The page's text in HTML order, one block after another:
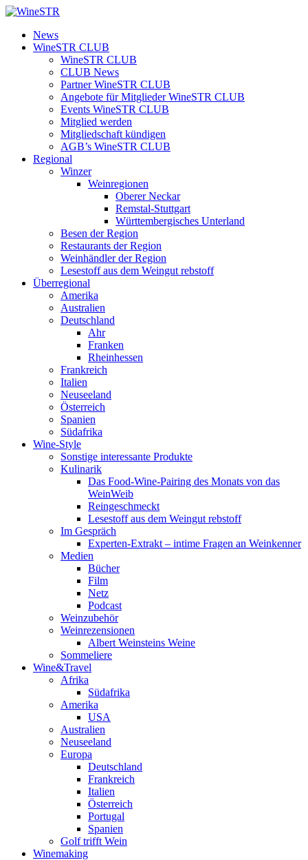
Zum
springen
WineSTR
News
WineSTR CLUB
WineSTR CLUB
CLUB News
Partner WineSTR CLUB
Angebote für Mitglieder WineSTR CLUB
Events WineSTR CLUB
Mitglied werden
Mitgliedschaft kündigen
AGB’s WineSTR CLUB
Regional
Winzer
Weinregionen
Oberer Neckar
Remstal-Stuttgart
Württembergisches Unterland
Besen der Region
Restaurants der Region
Weinhändler der Region
Lesestoff aus dem Weingut rebstoff
Überregional
Amerika
Australien
Deutschland
Ahr
Franken
Rheinhessen
Frankreich
Italien
Neuseeland
Österreich
Spanien
Südafrika
Wine-Style
Sonstige interessante Produkte
Kulinarik
Das Food-Wine-Pairing des Monats von das
WeinWeib
Reingeschmeckt
Lesestoff aus dem Weingut rebstoff
Im Gespräch
Experten-Extrakt – intime Fragen an Weinkenner
Medien
Bücher
Film
Netz
Podcast
Weinzubehör
Weinrezensionen
Albert Weinsteins Weine
Sommeliere
Wine&Travel
Afrika
Südafrika
Amerika
USA
Australien
Neuseeland
Europa
Deutschland
Frankreich
Italien
Österreich
Portugal
Spanien
Golf trifft Wein
Winemaking